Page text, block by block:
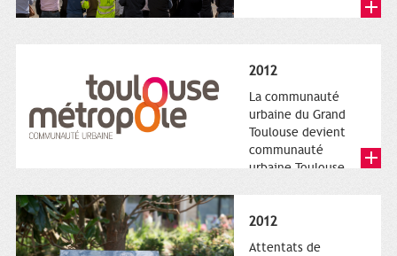
2012
La communauté
urbaine du Grand
Toulouse devient
communauté
urbaine Toulouse
Métropole,
représentant l'anneau
de Moëbius.
2012
Attentats de